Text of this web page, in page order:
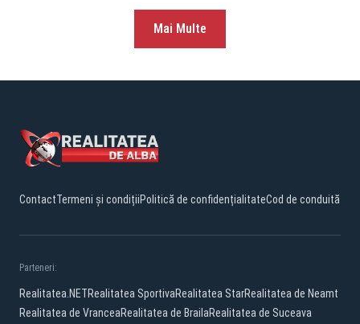
Mai Multe
ContactTermeni și condițiiPolitică de confidențialitateCod de conduită
Parteneri:
Realitatea.NETRealitatea SportivaRealitatea StarRealitatea de Neamt
Realitatea de VranceaRealitatea de BrailaRealitatea de Suceava